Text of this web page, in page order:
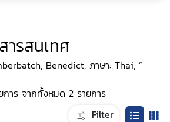
รสนเทศ
Benedict, ภาษา: Thai, ”
าร จากทั้งหมด 2 รายการ
Filter